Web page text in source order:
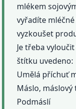
mlékem
vyřadíte
vyzkoušet
Je třeba
štítku uvedeno:
Umělá příchuť
Máslo, máslový
Podmáslí